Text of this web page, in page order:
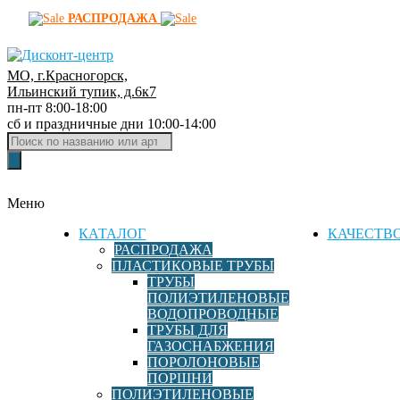
РАСПРОДАЖА
Д
и
с
к
о
т
МО, г.Красногорск,
Ильинский тупик, д.6к7
пн-пт 8:00-18:00
сб и праздничные дни 10:00-14:00
Поиск
товаров
Меню
КАТАЛОГ
РАСПРОДАЖА
ПЛАСТИКОВЫЕ ТРУБЫ
ТРУБЫ
ПОЛИЭТИЛЕНОВЫЕ
ВОДОПРОВОДНЫЕ
ТРУБЫ ДЛЯ
ГАЗОСНАБЖЕНИЯ
ПОРОЛОНОВЫЕ
ПОРШНИ
ПОЛИЭТИЛЕНОВЫЕ